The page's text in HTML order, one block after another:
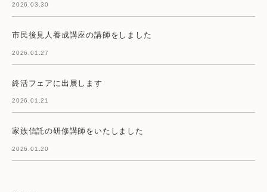
2026.03.30
市民後見人養成講座の講師をしました
2026.01.27
終活フェアに出展します
2026.01.21
家族信託の研修講師をいたしました
2026.01.20